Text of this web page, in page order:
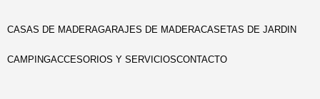
CASAS DE MADERAGARAJES DE MADERACASETAS DE JARDIN
CAMPINGACCESORIOS Y SERVICIOSCONTACTO